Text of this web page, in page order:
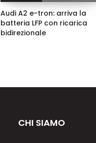
Audi A2 e-tron: arriva la
batteria LFP con ricarica
bidirezionale
CHI SIAMO